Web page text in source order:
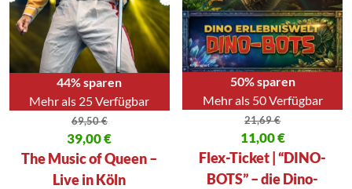
44% sparen
Mehr als 25 Verfügbar
69,50€
Ursprünglicher Preis war: 69,50 €
39,00€
Aktueller Preis ist: 39,00 €.
The Music of Queen –
Live in Köln
50% sparen
Mehr als 50 Verfügbar
21,69€
Ursprünglicher Preis war:
11,00€
Aktueller Preis ist: 11,00 €.
Flex-Ticket | “DINO-
BOTS” – die Dino-